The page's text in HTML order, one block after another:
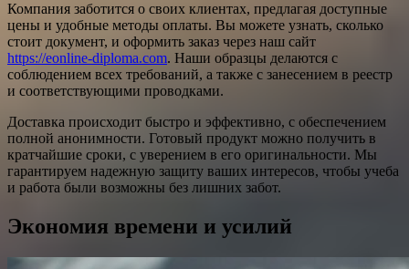
Компания заботится о своих клиентах, предлагая доступные
цены и удобные методы оплаты. Вы можете узнать, сколько
стоит документ, и оформить заказ через наш сайт
https://eonline-diploma.com. Наши образцы делаются с
соблюдением всех требований, а также с занесением в реестр
и соответствующими проводками.
Доставка происходит быстро и эффективно, с обеспечением
полной анонимности. Готовый продукт можно получить в
кратчайшие сроки, с уверением в его оригинальности. Мы
гарантируем надежную защиту ваших интересов, чтобы учеба
и работа были возможны без лишних забот.
Экономия времени и усилий